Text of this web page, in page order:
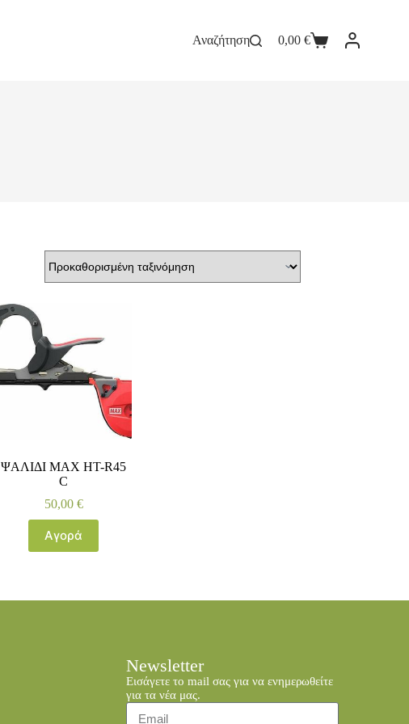
Αναζήτηση 0,00 €
ΨΑΛΙΔΙ MAX HT-R45
C
50,00 €
Αγορά
Newsletter
Εισάγετε το mail σας για να ενημερωθείτε
για τα νέα μας.